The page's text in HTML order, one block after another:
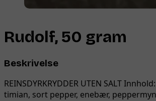
Rudolf, 50 gram
Beskrivelse
REINSDYRKRYDDER UTEN SALT
timian, sort pepper, enebær,